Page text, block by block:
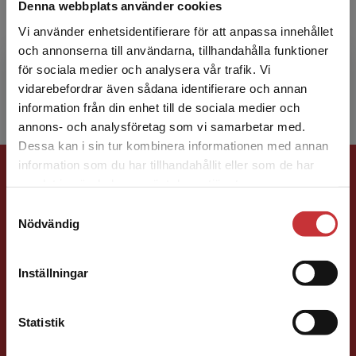
Denna webbplats använder cookies
Vi använder enhetsidentifierare för att anpassa innehållet
och annonserna till användarna, tillhandahålla funktioner
för sociala medier och analysera vår trafik. Vi
vidarebefordrar även sådana identifierare och annan
information från din enhet till de sociala medier och
annons- och analysföretag som vi samarbetar med.
Dessa kan i sin tur kombinera informationen med annan
information som du har tillhandahållit eller som de har
Nödvändig
Inställningar
Statistik
Begränsad fraktregion
Det verkar som att du besöker
studentlitteratur.se via en enhet utanför Sverige.
Vi erbjuder inte leveranser utanför Sverige. För
att kunna slutföra ett köp måste
Katrin Byréus är verksam som handledare,
författare och föreläsare både i Sverige och
internationellt. Katrin har medverkat i
Handledarutbildning i...
Förlagskontakt